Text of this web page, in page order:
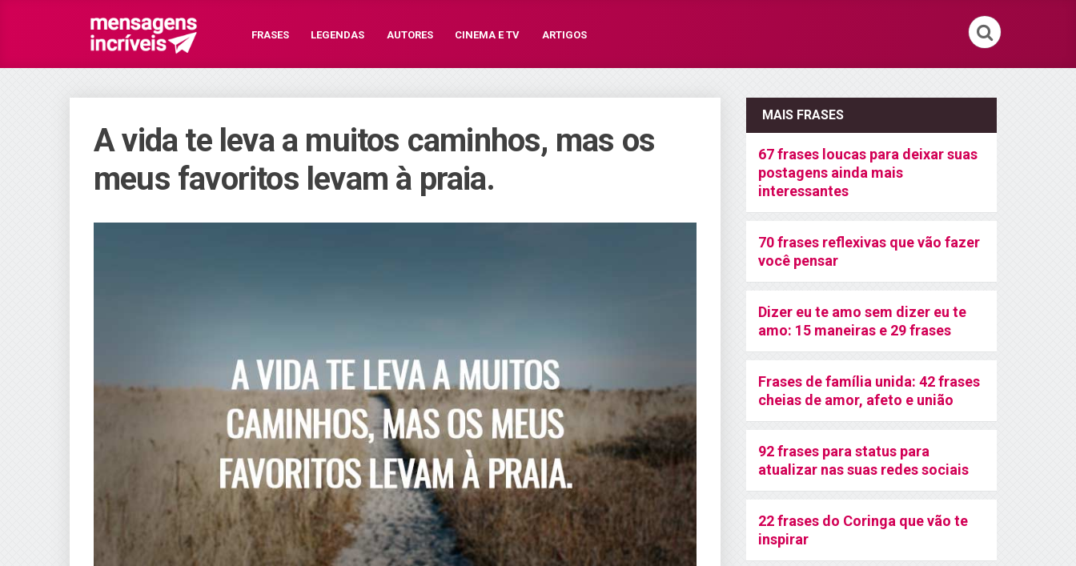
FRASES LEGENDAS AUTORES CINEMA E TV ARTIGOS
A vida te leva a muitos caminhos, mas os
meus favoritos levam à praia.
MAIS FRASES
67 frases loucas para deixar suas
postagens ainda mais
interessantes
70 frases reflexivas que vão fazer
você pensar
Dizer eu te amo sem dizer eu te
amo: 15 maneiras e 29 frases
Frases de família unida: 42 frases
cheias de amor, afeto e união
92 frases para status para
atualizar nas suas redes sociais
22 frases do Coringa que vão te
inspirar